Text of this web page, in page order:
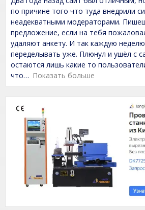
t
d
1
,
0
o
u
t
5
по причине того что туда внедрили
неадекватными модераторами.
предложение, если на тебя
удаляют анкету. И так каждую
переделывать уже. Плюнул и ушёл с
остаются лишь какие то
что
Показать больше